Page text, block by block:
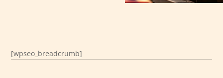
[wpseo_breadcrumb]